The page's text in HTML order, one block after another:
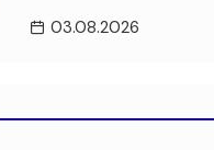
03.08.2026